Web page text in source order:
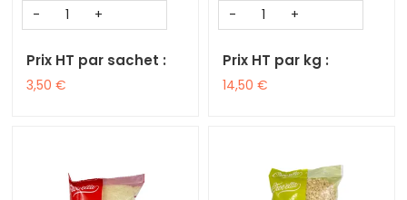
Prix HT par sachet :
3,50 €
Prix HT par kg :
14,50 €